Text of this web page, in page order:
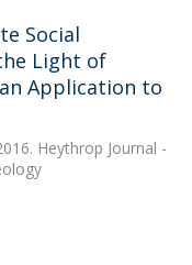
Social
Light of
Application to
Heythrop Journal -